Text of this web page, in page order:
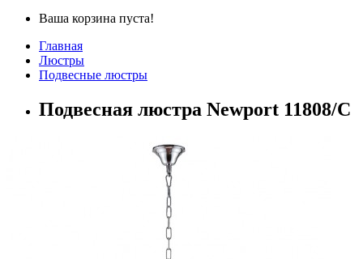
Ваша корзина пуста!
Главная
Люстры
Подвесные люстры
Подвесная люстра Newport 11808/C